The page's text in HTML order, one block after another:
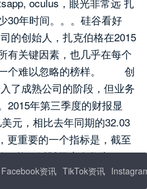
Facebook资讯 TikTok资讯